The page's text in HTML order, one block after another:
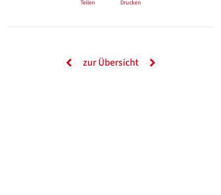
Teilen Drucken
zur Übersicht